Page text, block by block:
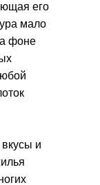
его
мало
фоне
и